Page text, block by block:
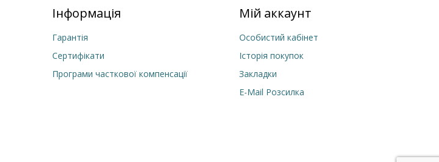
Інформація
Гарантія
Сертифікати
Програми часткової компенсації
Мій аккаунт
Особистий кабінет
Історія покупок
Закладки
E-Mail Розсилка